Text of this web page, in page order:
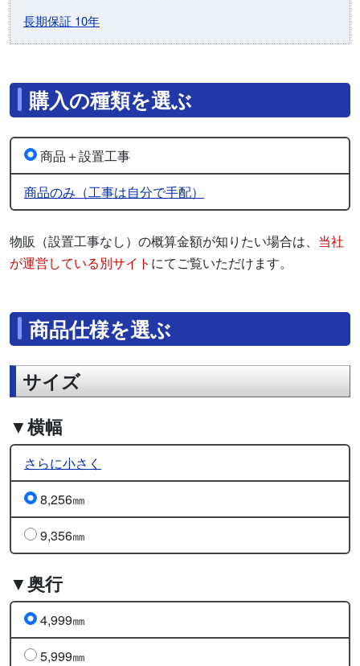
長期保証 10年
購入の種類を選ぶ
物販（設置工事なし）の概算金額が知りたい場合は、 当社
が運営している別サイト にてご覧いただけます。
商品＋設置工事
商品のみ（工事は自分で手配）
商品仕様を選ぶ
サイズ
▼横幅
さらに小さく
8,256㎜
9,356㎜
▼奥行
4,999㎜
5,999㎜